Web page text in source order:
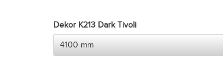
Dekor K213 Dark Tivoli